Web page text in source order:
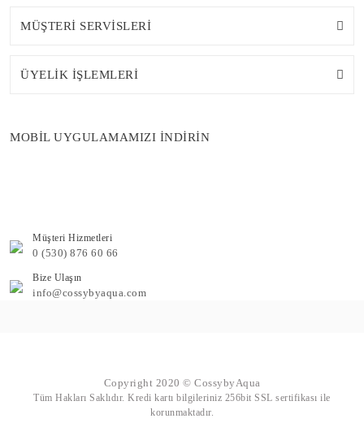
MÜŞTERİ SERVİSLERİ
ÜYELİK İŞLEMLERİ
MOBİL UYGULAMAMIZI İNDİRİN
Müşteri Hizmetleri
0 (530) 876 60 66
Bize Ulaşın
info@cossybyaqua.com
Copyright 2020 © CossybyAqua
Tüm Hakları Saklıdır. Kredi kartı bilgileriniz 256bit SSL sertifikası ile
korunmaktadır.